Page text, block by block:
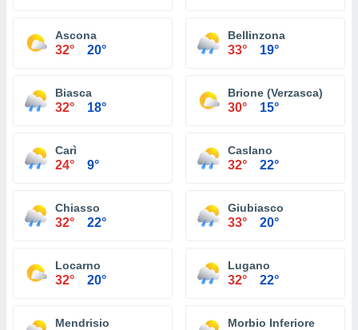
Ascona
32° 20°
Bellinzona
33° 19°
Biasca
32° 18°
Brione (Verzasca)
30° 15°
Carì
24° 9°
Caslano
32° 22°
Chiasso
32° 22°
Giubiasco
33° 20°
Locarno
32° 20°
Lugano
32° 22°
Mendrisio Morbio Inferiore